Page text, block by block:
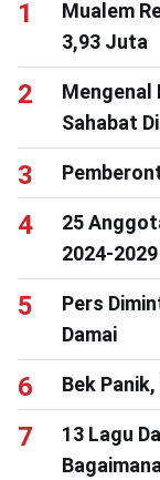
Mualem
3,93 Juta
Mengenal
Sahabat
25
2024-
Pers
Damai
Bek
13 Lagu